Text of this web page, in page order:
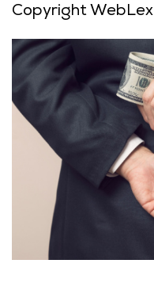
Copyright WebLex